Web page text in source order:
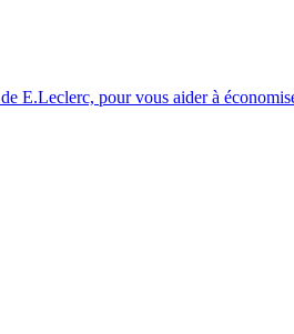
E.Leclerc, pour vous aider à